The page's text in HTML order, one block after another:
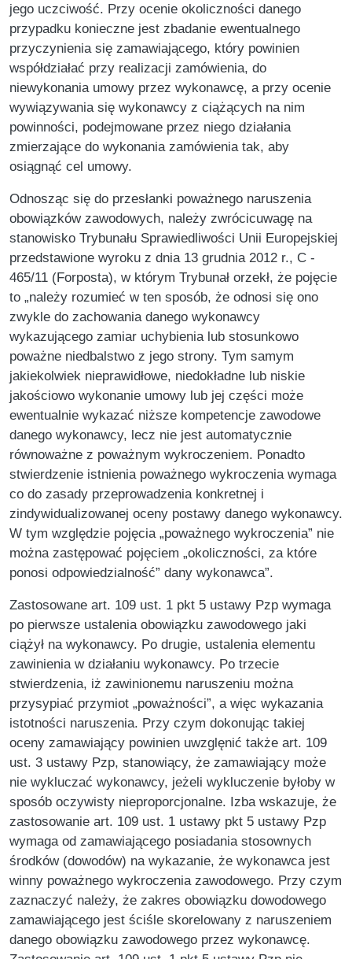
jego uczciwość. Przy ocenie okoliczności danego
przypadku konieczne jest zbadanie ewentualnego
przyczynienia się zamawiającego, który powinien
współdziałać przy realizacji zamówienia, do
niewykonania umowy przez wykonawcę, a przy ocenie
wywiązywania się wykonawcy z ciążących na nim
powinności, podejmowane przez niego działania
zmierzające do wykonania zamówienia tak, aby
osiągnąć cel umowy.
Odnosząc się do przesłanki poważnego naruszenia
obowiązków zawodowych, należy zwrócicuwagę na
stanowisko Trybunału Sprawiedliwości Unii Europejskiej
przedstawione wyroku z dnia 13 grudnia 2012 r., C -
465/11 (Forposta), w którym Trybunał orzekł, że pojęcie
to „należy rozumieć w ten sposób, że odnosi się ono
zwykle do zachowania danego wykonawcy
wykazującego zamiar uchybienia lub stosunkowo
poważne niedbalstwo z jego strony. Tym samym
jakiekolwiek nieprawidłowe, niedokładne lub niskie
jakościowo wykonanie umowy lub jej części może
ewentualnie wykazać niższe kompetencje zawodowe
danego wykonawcy, lecz nie jest automatycznie
równoważne z poważnym wykroczeniem. Ponadto
stwierdzenie istnienia poważnego wykroczenia wymaga
co do zasady przeprowadzenia konkretnej i
zindywidualizowanej oceny postawy danego wykonawcy.
W tym względzie pojęcia „poważnego wykroczenia” nie
można zastępować pojęciem „okoliczności, za które
ponosi odpowiedzialność” dany wykonawca”.
Zastosowane art. 109 ust. 1 pkt 5 ustawy Pzp wymaga
po pierwsze ustalenia obowiązku zawodowego jaki
ciążył na wykonawcy. Po drugie, ustalenia elementu
zawinienia w działaniu wykonawcy. Po trzecie
stwierdzenia, iż zawinionemu naruszeniu można
przysypiać przymiot „poważności”, a więc wykazania
istotności naruszenia. Przy czym dokonując takiej
oceny zamawiający powinien uwzglęnić także art. 109
ust. 3 ustawy Pzp, stanowiący, że zamawiający może
nie wykluczać wykonawcy, jeżeli wykluczenie byłoby w
sposób oczywisty nieproporcjonalne. Izba wskazuje, że
zastosowanie art. 109 ust. 1 ustawy pkt 5 ustawy Pzp
wymaga od zamawiającego posiadania stosownych
środków (dowodów) na wykazanie, że wykonawca jest
winny poważnego wykroczenia zawodowego. Przy czym
zaznaczyć należy, że zakres obowiązku dowodowego
zamawiającego jest ściśle skorelowany z naruszeniem
danego obowiązku zawodowego przez wykonawcę.